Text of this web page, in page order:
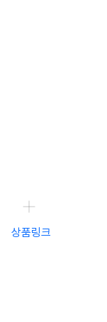
상품링크